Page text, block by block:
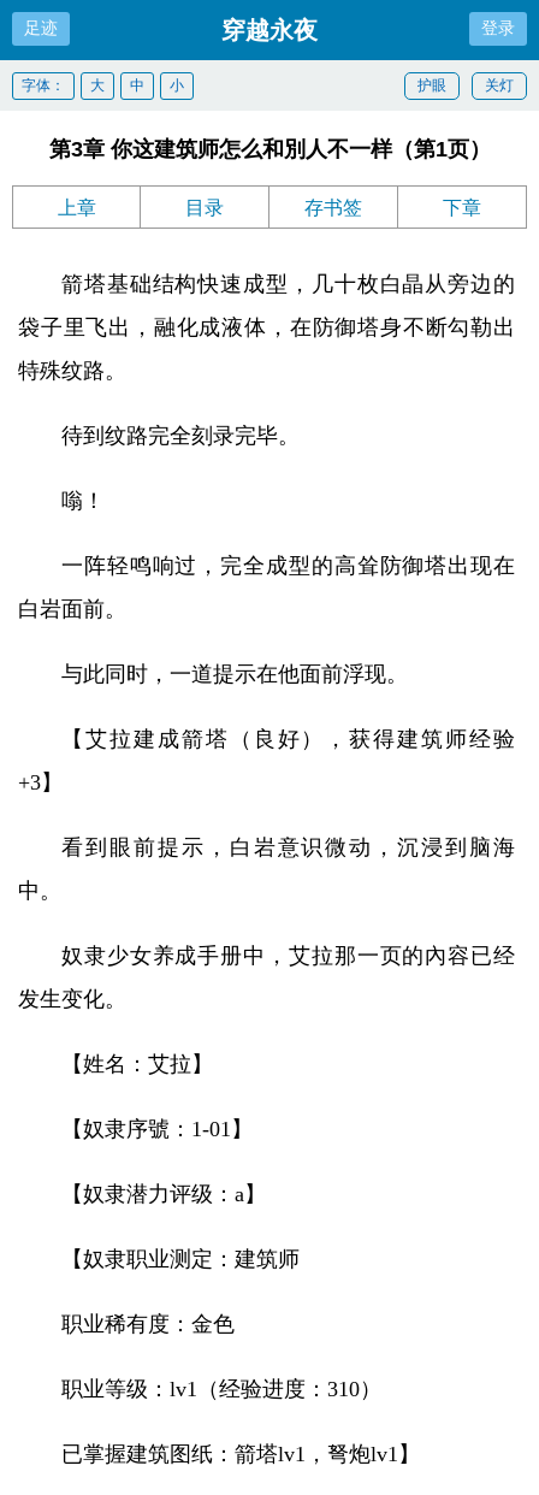
足迹 穿越永夜 登录
关灯
护眼
字体： 大 中 小
第3章 你这建筑师怎么和別人不一样（第1页）
上章 目录 存书签 下章
箭塔基础结构快速成型，几十枚白晶从旁边的
袋子里飞出，融化成液体，在防御塔身不断勾勒出
特殊纹路。
待到纹路完全刻录完毕。
嗡！
一阵轻鸣响过，完全成型的高耸防御塔出现在
白岩面前。
与此同时，一道提示在他面前浮现。
【艾拉建成箭塔（良好），获得建筑师经验
+3】
看到眼前提示，白岩意识微动，沉浸到脑海
中。
奴隶少女养成手册中，艾拉那一页的內容已经
发生变化。
【姓名：艾拉】
【奴隶序號：1-01】
【奴隶潜力评级：a】
【奴隶职业测定：建筑师
职业稀有度：金色
职业等级：lv1（经验进度：310）
已掌握建筑图纸：箭塔lv1，弩炮lv1】